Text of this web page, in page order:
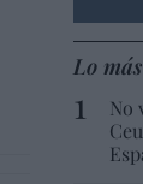
Lo
No